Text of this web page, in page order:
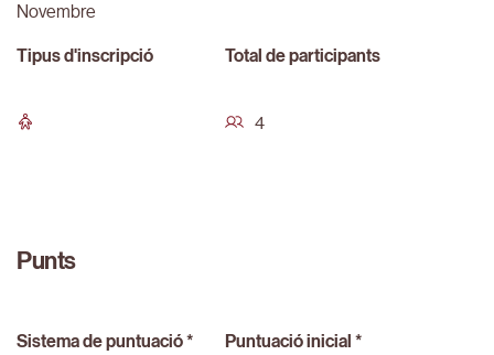
Novembre
Tipus d'inscripció Total de participants
4
Punts
Sistema de puntuació * Puntuació inicial *